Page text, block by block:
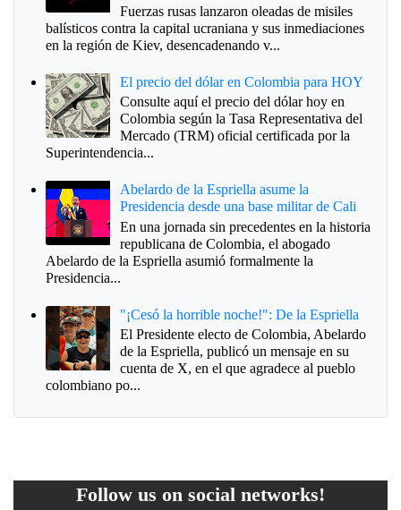
Fuerzas rusas lanzaron oleadas de misiles
balísticos contra la capital ucraniana y sus inmediaciones
en la región de Kiev, desencadenando v...
El precio del dólar en Colombia para HOY
Consulte aquí el precio del dólar hoy en
Colombia según la Tasa Representativa del
Mercado (TRM) oficial certificada por la
Superintendencia...
Abelardo de la Espriella asume la
Presidencia desde una base militar de Cali
En una jornada sin precedentes en la historia
republicana de Colombia, el abogado
Abelardo de la Espriella asumió formalmente la
Presidencia...
"¡Cesó la horrible noche!": De la Espriella
El Presidente electo de Colombia, Abelardo
de la Espriella, publicó un mensaje en su
cuenta de X, en el que agradece al pueblo
colombiano po...
Follow us on social networks!